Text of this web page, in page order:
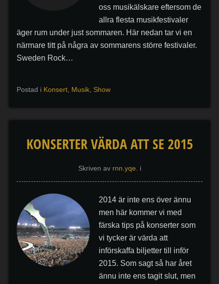
oss musikälskare eftersom de
allra flesta musikfestivaler
äger rum under just sommaren. Här nedan tar vi en
närmare titt på några av sommarens större festivaler.
Sweden Rock…
Postad i Konsert, Musik, Show
KONSERTER VÄRDA ATT SE 2015
Skriven av rnn.yqe. i
2014 är inte ens över ännu
men här kommer vi med
färska tips på konserter som
vi tycker är värda att
införskaffa biljetter till inför
2015. Som sagt så har året
ännu inte ens tagit slut, men